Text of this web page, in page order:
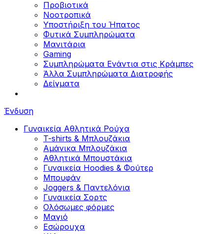
Προβιοτικά
Νοοτροπικά
Υποστήριξη του Ήπατος
Φυτικά Συμπληρώματα
Μανιτάρια
Gaming
Συμπληρώματα Ενάντια στις Κράμπες
Άλλα Συμπληρώματα Διατροφής
Δείγματα
Ένδυση
Γυναικεία Αθλητικά Ρούχα
T-shirts & Μπλουζάκια
Αμάνικα Μπλουζάκια
Aθλητικά Μπουστάκια
Γυναικεία Hoodies & Φούτερ
Μπουφάν
Joggers & Παντελόνια
Γυναικεία Σορτς
Ολόσωμες φόρμες
Μαγιό
Εσώρουχα